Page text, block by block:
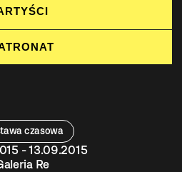
czasowa
- 13.09.2015
Re